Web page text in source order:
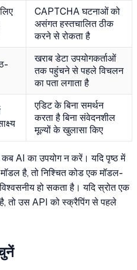
CAPTCHA घटनाओं को
असंगत हस्तचालित ठीक
करने से रोकता है
खराब डेटा उपयोगकर्ताओं
तक पहुंचने से पहले विचलन
का पता लगाता है
एडिट के बिना समर्थन
करता है बिना संवेदनशील
मूल्यों के खुलासा किए
कब AI का उपयोग न करें। यदि पृष्ठ में
है, तो निश्चित कोड एक मॉडल-
हो सकता है। यदि स्रोत एक
तो उस API को स्क्रैपिंग से पहले